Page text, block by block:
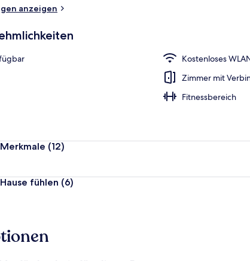
anzeigen
Kostenloses
Zimmer mit
Fitnessbereich
(12)
fühlen (6)